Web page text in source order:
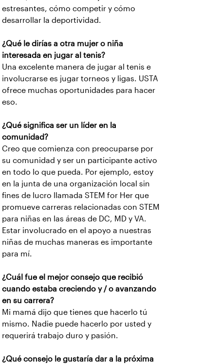
estresantes, cómo competir y cómo
desarrollar la deportividad.
¿Qué le dirías a otra mujer o niña
interesada en jugar al tenis?
Una excelente manera de jugar al tenis e
involucrarse es jugar torneos y ligas. USTA
ofrece muchas oportunidades para hacer
eso.
¿Qué significa ser un líder en la
comunidad?
Creo que comienza con preocuparse por
su comunidad y ser un participante activo
en todo lo que pueda. Por ejemplo, estoy
en la junta de una organización local sin
fines de lucro llamada STEM for Her que
promueve carreras relacionadas con STEM
para niñas en las áreas de DC, MD y VA.
Estar involucrado en el apoyo a nuestras
niñas de muchas maneras es importante
para mí.
¿Cuál fue el mejor consejo que recibió
cuando estaba creciendo y / o avanzando
en su carrera?
Mi mamá dijo que tienes que hacerlo tú
mismo. Nadie puede hacerlo por usted y
requerirá trabajo duro y pasión.
¿Qué consejo le gustaría dar a la próxima